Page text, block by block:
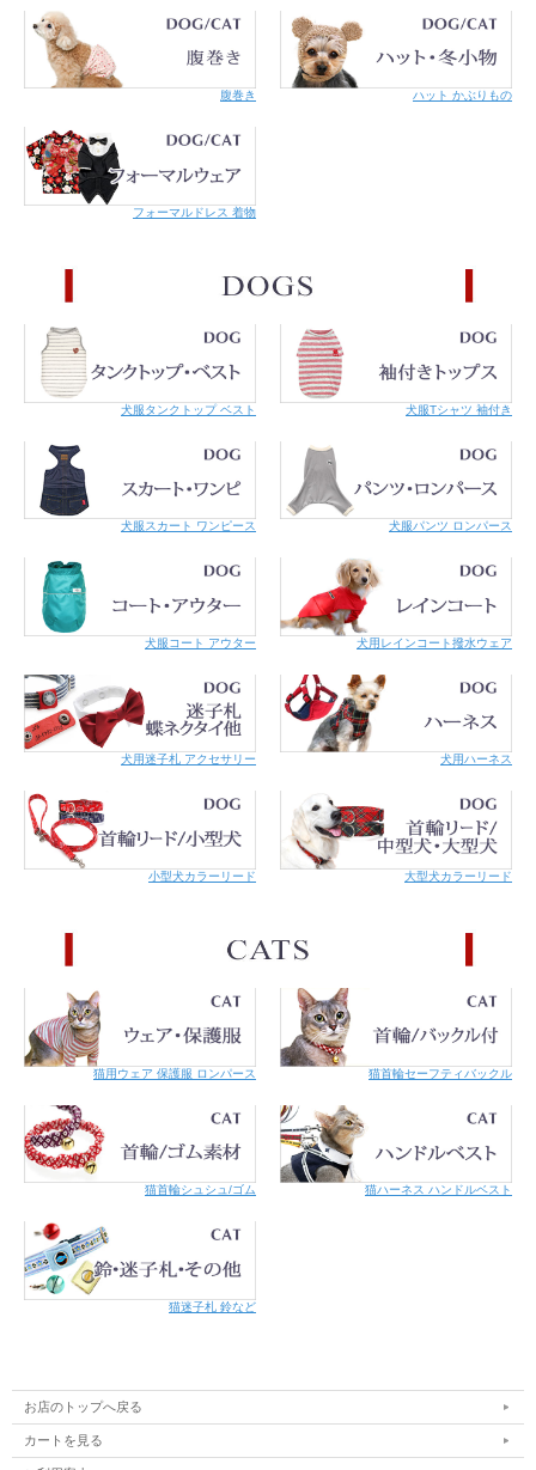
ホワイト
商品の
仕上がり
サイズ
幅1.0cm/長さ20 ～ 28cm
・商品の仕上がりサイズです。ネコちゃんの毛量やゆとり分も
・商品によって多少のバラツキがあります。また正確なサイズ
原産国
ご注意
下さい
・バックルが無い形なので頭から入れて装着してから必ずサイ
ズの微調整をお願いします。ゆるみがあると首輪のあたりを舐
めた際に、首輪が下あごにかかって猿ぐつわ状態になってしま
います。首にはいろいろな神経が集まっていて危険です。きつ
・着けた時に仔猫であれば大体指1～2本入る位、成猫であれ
ば指2本入る位が適正なサイズの目安です。成長する仔猫の場
合はこまめにサイズを調整してあげて下さい。
・長時間つけている時は定期的に緩んでいないか、きつくなっ
ていないかの点検をお願いします。
・リードをつけてのお散歩には使用しないでください。また、
繋留は危険なのでしないでください。
・ネコちゃんの毛質・毛の長さによって首輪や金具に毛が絡む
可能性があります。
・本製品は必ず外れることを保証するものではありません。状
ただくことをおすすめします。
・濡れたままでのご使用はお避け下さい。
腹巻き ハット かぶりもの
フォーマルドレス 着物
犬服タンクトップ ベスト 犬服Tシャツ 袖付き
犬服スカート ワンピース 犬服パンツ ロンパース
犬服コート アウター 犬用レインコート撥水ウェア
犬用迷子札 アクセサリー 犬用ハーネス
小型犬カラーリード 大型犬カラーリード
猫用ウェア 保護服 ロンパース 猫首輪セーフティバックル
猫首輪シュシュ/ゴム 猫ハーネス ハンドルベスト
猫迷子札 鈴など
お店のトップへ戻る
カートを見る